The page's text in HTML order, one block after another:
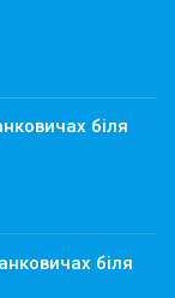
біля
біля